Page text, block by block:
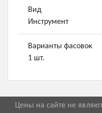
Вид
Инструмент
Варианты фасовок
1 шт.
Цены на сайте не